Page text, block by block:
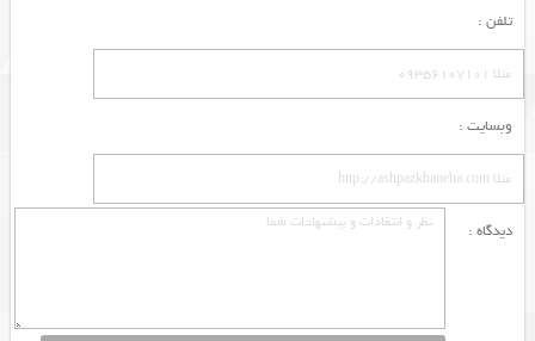
تلفن :
وبسایت :
دیدگاه :